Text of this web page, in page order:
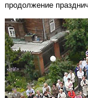
продолжение